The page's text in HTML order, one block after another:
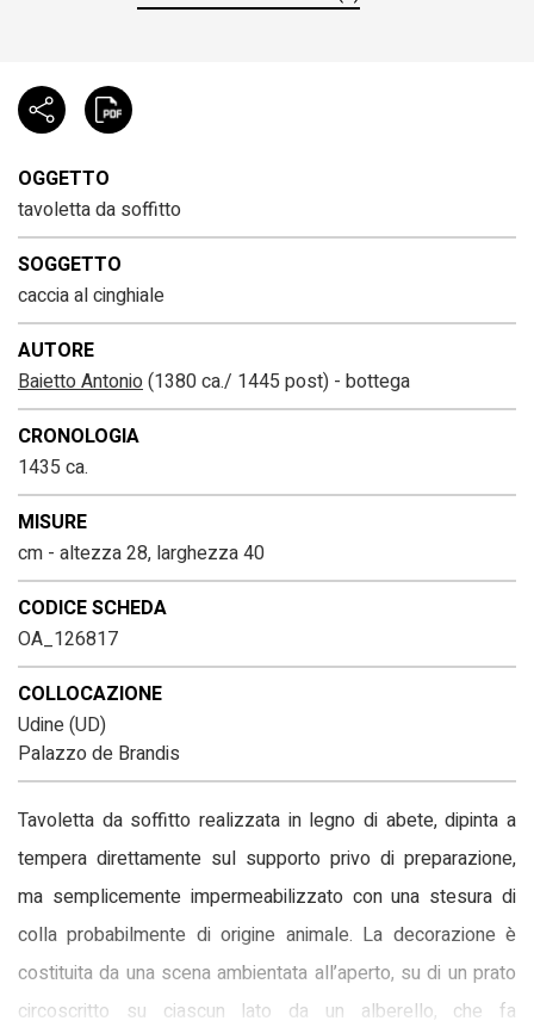
OGGETTO
tavoletta da soffitto
SOGGETTO
caccia al cinghiale
AUTORE
Baietto Antonio(1380 ca./ 1445 post) - bottega
CRONOLOGIA
1435 ca.
MISURE
cm - altezza 28, larghezza 40
CODICE SCHEDA
OA_126817
COLLOCAZIONE
Udine (UD)
Palazzo de Brandis
Tavoletta da soffitto realizzata in legno di abete, dipinta a
tempera direttamente sul supporto privo di preparazione,
ma semplicemente impermeabilizzato con una stesura di
colla probabilmente di origine animale. La decorazione è
costituita da una scena ambientata all’aperto, su di un prato
circoscritto su ciascun lato da un alberello, che fa